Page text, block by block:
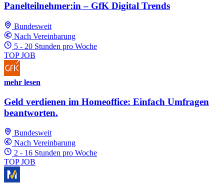
Panelteilnehmer:in – GfK Digital Trends
Bundesweit
Nach Vereinbarung
5 - 20 Stunden pro Woche
TOP JOB
mehr lesen
Geld verdienen im Homeoffice: Einfach Umfragen
beantworten.
Bundesweit
Nach Vereinbarung
2 - 16 Stunden pro Woche
TOP JOB